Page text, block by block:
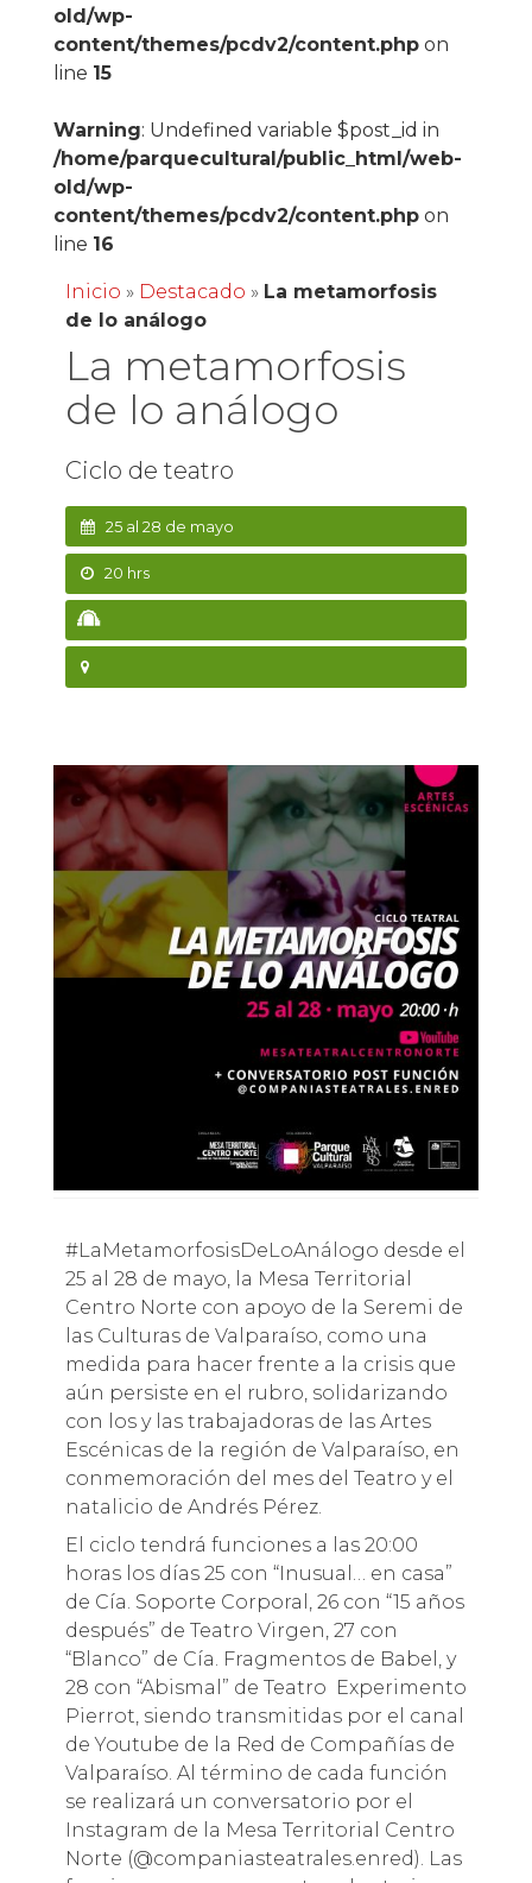
old/wp-
content/themes/pcdv2/content.phpon
line 15
Warning: Undefined variable $post_id in
/home/parquecultural/public_html/web-
old/wp-
content/themes/pcdv2/content.phpon
line 16
Inicio » Destacado » La metamorfosis
de lo análogo
La metamorfosis
de lo análogo
Ciclo de teatro
25 al 28 de mayo
20 hrs
#LaMetamorfosisDeLoAnálogo desde el
25 al 28 de mayo, la Mesa Territorial
Centro Norte con apoyo de la Seremi de
las Culturas de Valparaíso, como una
medida para hacer frente a la crisis que
aún persiste en el rubro, solidarizando
con los y las trabajadoras de las Artes
Escénicas de la región de Valparaíso, en
conmemoración del mes del Teatro y el
natalicio de Andrés Pérez.
El ciclo tendrá funciones a las 20:00
horas los días 25 con “Inusual… en casa”
de Cía. Soporte Corporal, 26 con “15 años
después” de Teatro Virgen, 27 con
“Blanco” de Cía. Fragmentos de Babel, y
28 con “Abismal” de Teatro Experimento
Pierrot, siendo transmitidas por el canal
de Youtube de la Red de Compañías de
Valparaíso. Al término de cada función
se realizará un conversatorio por el
Instagram de la Mesa Territorial Centro
Norte (@companiasteatrales.enred). Las